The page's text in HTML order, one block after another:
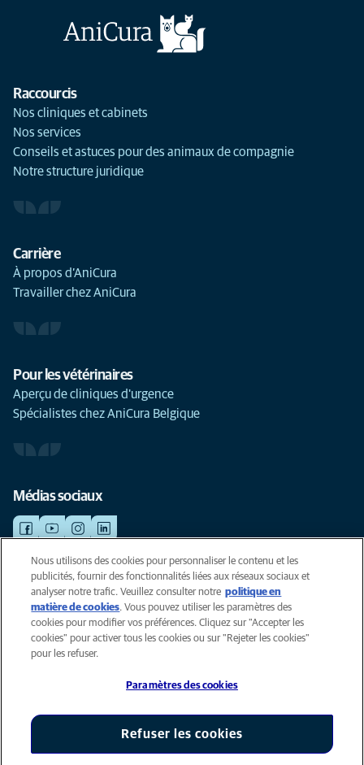
Raccourcis
Nos cliniques et cabinets
Nos services
Conseils et astuces pour des animaux de compagnie
Notre structure juridique
Carrière
À propos d’AniCura
Travailler chez AniCura
Pour les vétérinaires
Aperçu de cliniques d'urgence
Spécialistes chez AniCura Belgique
Médias sociaux
©AniCura 2024
Cookies
Privacyverklaring
AniCura est un affilié de Mars, Inc © 2026
Nous utilisons des cookies pour personnaliser le contenu et les
publicités, fournir des fonctionnalités liées aux réseaux sociaux et
analyser notre trafic. Veuillez consulter notre politique en
matière de cookies(opens in a new tab)
. Vous pouvez utiliser les paramètres des
cookies pour modifier vos préférences. Cliquez sur "Accepter les
cookies" pour activer tous les cookies ou sur "Rejeter les cookies"
pour les refuser.
Paramètres des cookies
Refuser les cookies